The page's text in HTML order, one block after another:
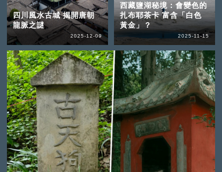
四川風水古城 揭開唐朝
龍脈之謎
2025-12-09
西藏鹽湖秘境：會變色的
扎布耶茶卡 富含「白色
黃金」？
2025-11-15